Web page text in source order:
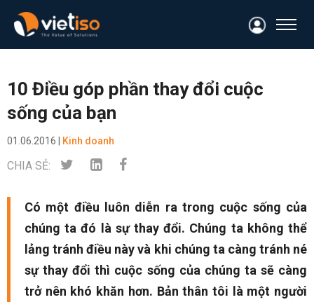
10 Điều góp phần thay đổi cuộc
sống của bạn
01.06.2016 | Kinh doanh
CHIA SẺ:
Có một điều luôn diễn ra trong cuộc sống của
chúng ta đó là sự thay đổi. Chúng ta không thể
lảng tránh điều này và khi chúng ta càng tránh né
sự thay đổi thì cuộc sống của chúng ta sẽ càng
trở nên khó khăn hơn. Bản thân tôi là một người